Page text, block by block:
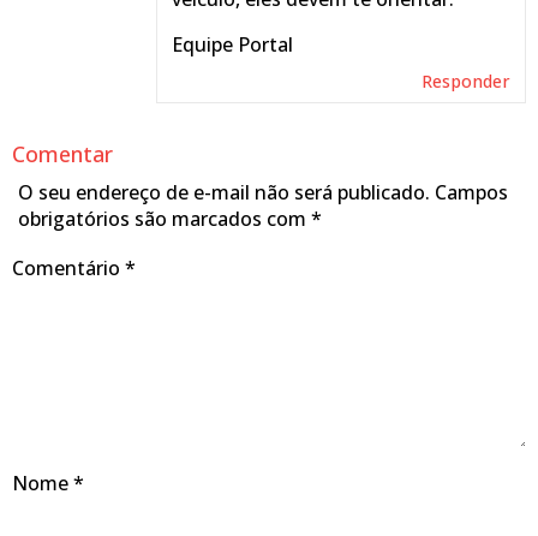
Equipe Portal
Responder
Comentar
O seu endereço de e-mail não será publicado. Campos
obrigatórios são marcados com *
Comentário *
Nome*